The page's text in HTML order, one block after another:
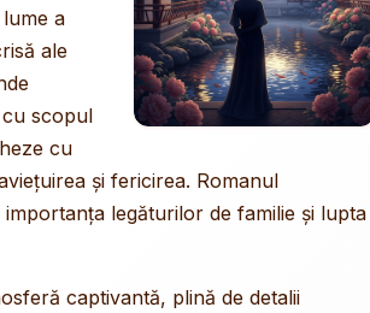
a
ale
scopul
cu
și fericirea. Romanul
legăturilor de familie și lupta
captivantă, plină de detalii